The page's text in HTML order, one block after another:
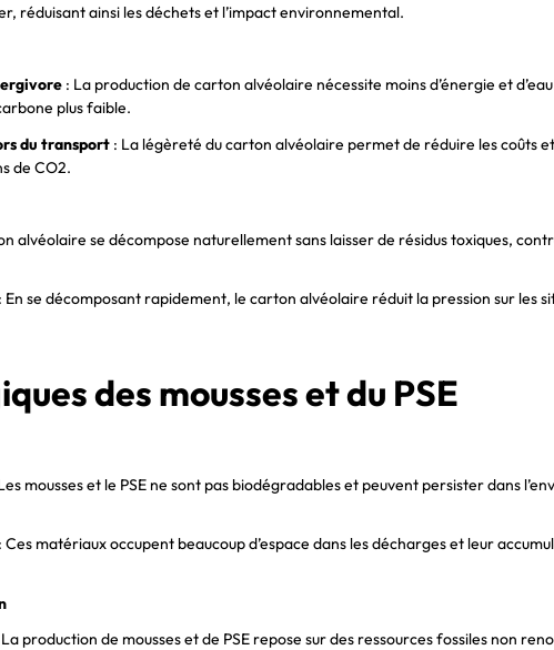
réduisant ainsi les déchets et l’impact environnemental.
: La production de carton alvéolaire nécessite moins d’énergie et
plus faible.
du transport : La légèreté du carton alvéolaire permet de réduire les coûts
de CO2.
alvéolaire se décompose naturellement sans laisser de résidus toxiques,
: En se décomposant rapidement, le carton alvéolaire réduit la pression sur les
des mousses et du PSE
mousses et le PSE ne sont pas biodégradables et peuvent persister dans
: Ces matériaux occupent beaucoup d’espace dans les décharges et leur
production de mousses et de PSE repose sur des ressources fossiles non